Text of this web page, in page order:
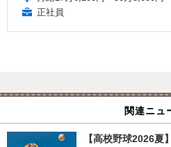
正社員
関連ニュ
【高校野球2026夏